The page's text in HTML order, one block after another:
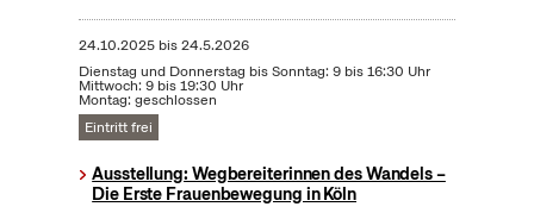
24.10.2025bis24.5.2026
Dienstag und Donnerstag bis Sonntag: 9 bis 16:30 Uhr
Mittwoch: 9 bis 19:30 Uhr
Montag: geschlossen
Eintritt frei
Ausstellung: Wegbereiterinnen des Wandels –
Die Erste Frauenbewegung in Köln